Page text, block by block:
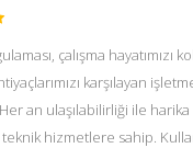
çalışma hayatımızı
karşılayan
an ulaşılabilirliği ile
hizmetlere sahip.